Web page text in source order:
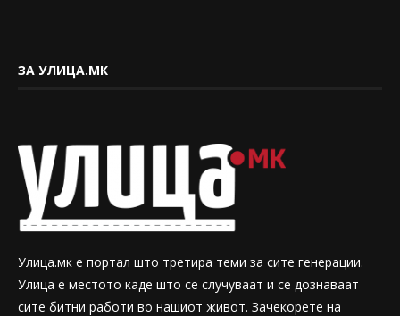
ЗА УЛИЦА.МК
Улица.мк е портал што третира теми за сите генерации.
Улица е местото каде што се случуваат и се дознаваат
сите битни работи во нашиот живот. Зачекорете на